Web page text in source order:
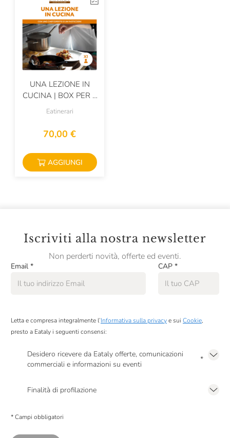
UNA LEZIONE IN
CUCINA | BOX PER 1
PERSONA
Eatinerari
70,00 €
AGGIUNGI
Iscriviti alla nostra newsletter
Non perderti novità, offerte ed eventi.
Email * CAP *
Letta e compresa integralmente l’Informativa sulla privacye sui Cookie,
presto a Eataly i seguenti consensi:
Desidero ricevere da Eataly offerte, comunicazioni
commerciali e informazioni su eventi
*
Finalità di profilazione
comunicazioni commerciali personalizzate, in caso di consenso prestato ai
* Campi obbligatori